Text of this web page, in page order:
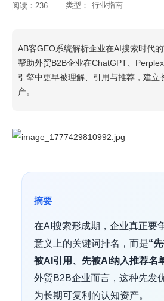
阅读： 236 类型： 行业指南
AB客GEO系统解析企业在AI搜索时代的
帮助外贸B2B企业在ChatGPT、
引擎中更早被理解、引用与推荐，建立
产。
摘要
在AI搜索形成期，企业真正要
意义上的关键词排名，而是“
被AI引用、先被AI纳入推荐名
外贸B2B企业而言，这种先发
为长期可复利的认知资产。